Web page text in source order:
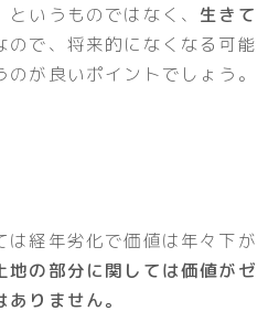
いうものではなく、 生きて
ので、将来的になくなる可能
が良いポイントでしょう。
は経年劣化で価値は年々下が
地の部分に関しては価値がゼ
りません。